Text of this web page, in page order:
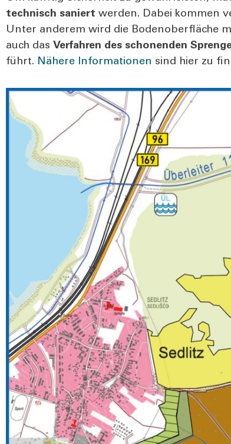
tech­nisch saniert wer­den. Dabei kom­men
Unter ande­rem wird die Boden­ober­flä­che
auch das Ver­fah­ren des scho­nen­den
führt. Nähe­re Infor­ma­tio­nen sind hier zu